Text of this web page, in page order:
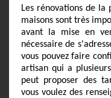
Les rénovations de
maisons sont très
avant la mise en
nécessaire de
vous pouvez faire
artisan qui a
peut proposer des
vous voulez des